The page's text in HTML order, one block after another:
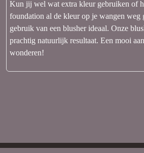
Kun jij wel wat extra kleur gebruiken of
foundation al de kleur op je wangen weg
gebruik van een blusher ideaal. Onze
prachtig natuurlijk resultaat. Een mooi
wonderen!